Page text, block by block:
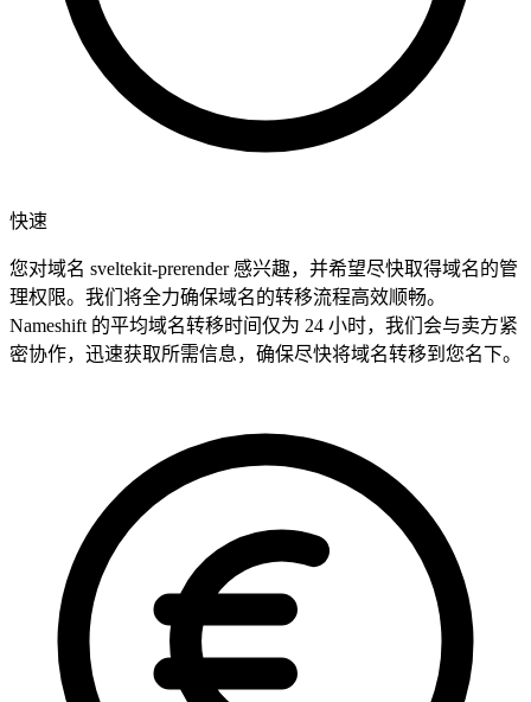
快速
您对域名 sveltekit-prerender 感兴趣，并希望尽快取得域名的管
理权限。我们将全力确保域名的转移流程高效顺畅。
Nameshift 的平均域名转移时间仅为 24 小时，我们会与卖方紧
密协作，迅速获取所需信息，确保尽快将域名转移到您名下。